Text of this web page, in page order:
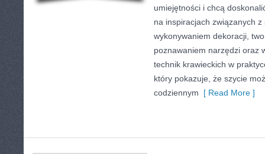
umiejętności i chcą
na inspiracjach związanych
wykonywaniem dekoracji,
poznawaniem narzędzi oraz
technik krawieckich w
który pokazuje, że szycie
codziennym [ Read More ]